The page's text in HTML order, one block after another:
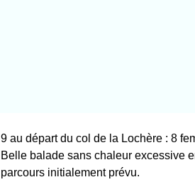
9 au départ du col de la Lochère : 8
Belle balade sans chaleur excessive
parcours initialement prévu.